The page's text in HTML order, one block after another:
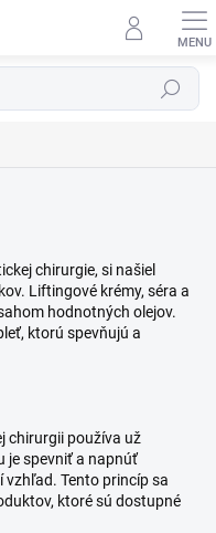
Hľadať
chirurgie, si našiel
Liftingové krémy, séra a
hodnotných olejov.
ktorú spevňujú a
chirurgii používa už
je spevniť a napnúť
vzhľad. Tento princíp sa
ktoré sú dostupné